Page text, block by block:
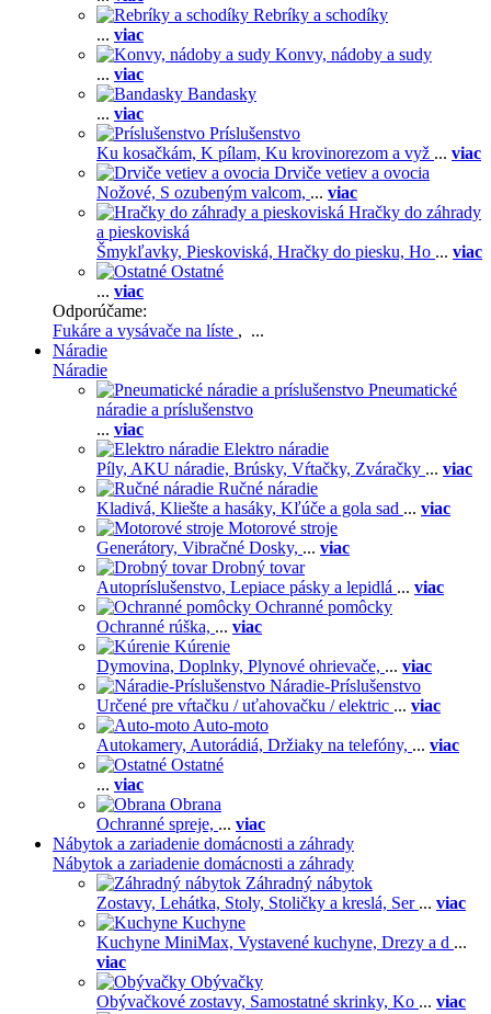
Rebríky a schodíky
... viac
Konvy, nádoby a sudy
... viac
Bandasky
... viac
Príslušenstvo
Ku kosačkám, K pílam, Ku krovinorezom a vyž ... viac
Drviče vetiev a ovocia
Nožové, S ozubeným valcom, ... viac
Hračky do záhrady
a pieskoviská
Šmykľavky, Pieskoviská, Hračky do piesku, Ho ... viac
Ostatné
... viac
Odporúčame:
Fukáre a vysávače na líste , ...
Náradie
Náradie
Pneumatické
náradie a príslušenstvo
... viac
Elektro náradie
Píly, AKU náradie, Brúsky, Vŕtačky, Zváračky ... viac
Ručné náradie
Kladivá, Kliešte a hasáky, Kľúče a gola sad ... viac
Motorové stroje
Generátory, Vibračné Dosky, ... viac
Drobný tovar
Autopríslušenstvo, Lepiace pásky a lepidlá ... viac
Ochranné pomôcky
Ochranné rúška, ... viac
Kúrenie
Dymovina, Doplnky, Plynové ohrievače, ... viac
Náradie-Príslušenstvo
Určené pre vŕtačku / uťahovačku / elektric ... viac
Auto-moto
Autokamery, Autorádiá, Držiaky na telefóny, ... viac
Ostatné
... viac
Obrana
Ochranné spreje, ... viac
Nábytok a zariadenie domácnosti a záhrady
Nábytok a zariadenie domácnosti a záhrady
Záhradný nábytok
Zostavy, Lehátka, Stoly, Stoličky a kreslá, Ser ... viac
Kuchyne
Kuchyne MiniMax, Vystavené kuchyne, Drezy a d ...
viac
Obývačky
Obývačkové zostavy, Samostatné skrinky, Ko ... viac